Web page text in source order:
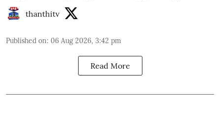
thanthitv
Published on: 06 Aug 2026, 3:42 pm
Read More